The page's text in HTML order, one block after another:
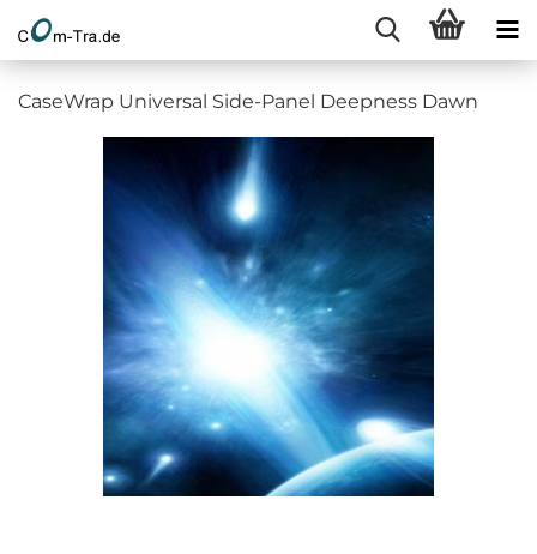
CaseWrap Universal Side-Panel Deepness Dawn